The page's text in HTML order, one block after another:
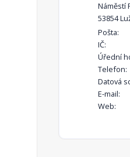
Náměstí
53854
Pošta:
IČ:
Úřední
Telefon:
Datová
E-mail:
Web: